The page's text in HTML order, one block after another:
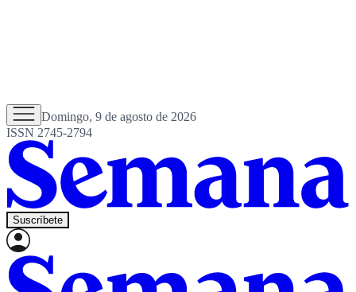
Domingo, 9 de agosto de 2026
ISSN 2745-2794
Suscríbete